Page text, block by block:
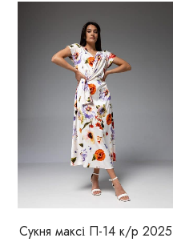
Сукня максі П-14 к/р 2025